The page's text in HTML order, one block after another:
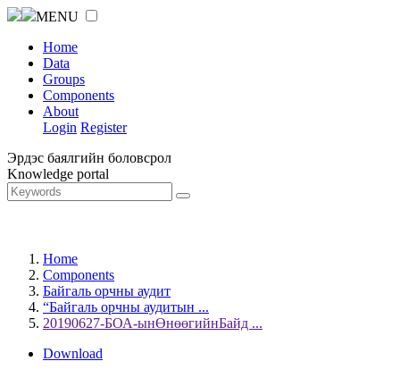
MENU
Home
Data
Groups
Components
About
Login Register
Эрдэс баялгийн боловсрол
Knowledge portal
Home
Components
Байгаль орчны аудит
“Байгаль орчны аудитын ...
20190627-БОА-ынӨнөөгийнБайд ...
Download